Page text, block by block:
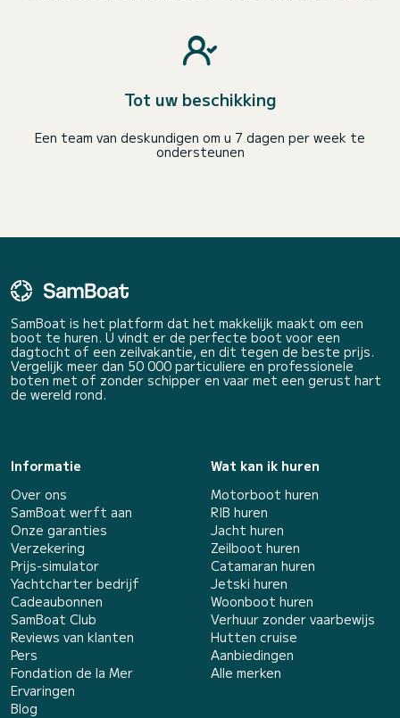
Tot uw beschikking
Een team van deskundigen om u 7 dagen per week te
ondersteunen
SamBoat is het platform dat het makkelijk maakt om een
boot te huren. U vindt er de perfecte boot voor een
dagtocht of een zeilvakantie, en dit tegen de beste prijs.
Vergelijk meer dan 50 000 particuliere en professionele
boten met of zonder schipper en vaar met een gerust hart
de wereld rond.
Informatie
Over ons
SamBoat werft aan
Onze garanties
Verzekering
Prijs-simulator
Yachtcharter bedrijf
Cadeaubonnen
SamBoat Club
Reviews van klanten
Pers
Fondation de la Mer
Ervaringen
Blog
Wat kan ik huren
Motorboot huren
RIB huren
Jacht huren
Zeilboot huren
Catamaran huren
Jetski huren
Woonboot huren
Verhuur zonder vaarbewijs
Hutten cruise
Aanbiedingen
Alle merken